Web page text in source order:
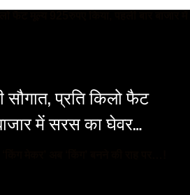
प्रति किलो फैट
में सरस का घेवर…